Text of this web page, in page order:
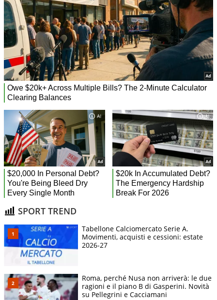
SPORT TREND
Tabellone Calciomercato Serie A.
Movimenti, acquisti e cessioni: estate
2026-27
Roma, perché Nusa non arriverà: le due
ragioni e il piano B di Gasperini. Novità
su Pellegrini e Cacciamani